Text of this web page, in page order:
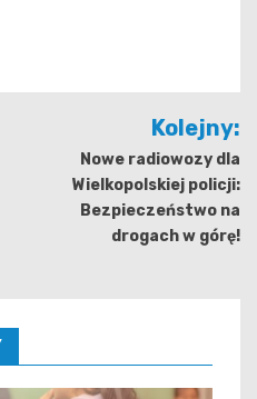
Kolejny:
Nowe radiowozy dla
Wielkopolskiej policji:
Bezpieczeństwo na
drogach w górę!